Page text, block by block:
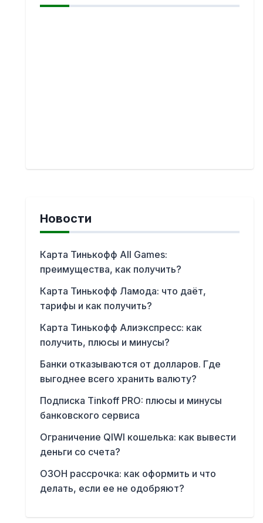
Новости
Карта Тинькофф All Games:
преимущества, как получить?
Карта Тинькофф Ламода: что даёт,
тарифы и как получить?
Карта Тинькофф Алиэкспресс: как
получить, плюсы и минусы?
Банки отказываются от долларов. Где
выгоднее всего хранить валюту?
Подписка Tinkoff PRO: плюсы и минусы
банковского сервиса
Ограничение QIWI кошелька: как вывести
деньги со счета?
ОЗОН рассрочка: как оформить и что
делать, если ее не одобряют?